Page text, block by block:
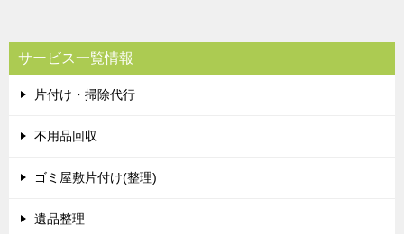
ビ
ゲ
ー
シ
サービス一覧情報
片付け・掃除代行
不用品回収
ゴミ屋敷片付け(整理)
遺品整理